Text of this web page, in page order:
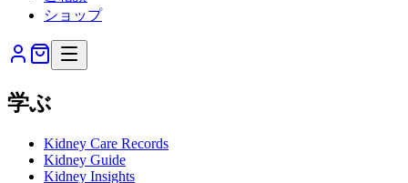
ショップ
学ぶ
Kidney Care Records
Kidney Guide
Kidney Insights